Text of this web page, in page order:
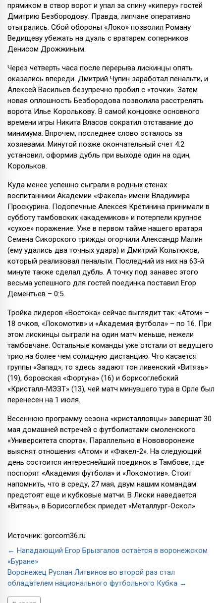
прямиком в створ ворот и упал за спину «киперу» гостей
Дмитрию Безбородову. Правда, липчане оперативно
отыгрались. Сбой обороны «Локо» позволил Роману
Ведищеву убежать на дуэль с вратарем соперников
Денисом Дрожжиным.
Через четверть часа после перерыва лискинцы опять
оказались впереди. Дмитрий Чупин заработал пенальти, и
Алексей Васильев безупречно пробил с «точки». Затем
новая оплошность Безбородова позволила расстрелять
ворота Илье Королькову. В самой концовке основного
времени игры Никита Власов сократил отставание до
минимума. Впрочем, последнее слово осталось за
хозяевами. Минутой позже окончательный счет 4:2
установил, оформив дубль при выходе один на один,
Корольков.
Куда менее успешно сыграли в родных стенах
воспитанники Академии «Факела» имени Владимира
Проскурина. Подопечные Алексея Кретинина принимали в
субботу тамбовских «академиков» и потерпели крупное
«сухое» поражение. Уже в первом тайме нашего вратаря
Семена Сикорского трижды огорчили Александр Малин
(ему удались два точных удара) и Дмитрий Кольтюков,
который реализовал пенальти. Последний из них на 63-й
минуте также сделал дубль. А точку под занавес этого
весьма успешного для гостей поединка поставил Егор
Дементьев – 0:5.
Тройка лидеров «Востока» сейчас выглядит так: «Атом» –
18 очков, «Локомотив» и «Академия футбола» – по 16. При
этом лискинцы сыграли на один матч меньше, нежели
тамбовчане. Остальные команды уже отстали от ведущего
трио на более чем солидную дистанцию. Что касается
группы «Запад», то здесь задают тон ливенский «Витязь»
(19), боровская «Фортуна» (16) и борисоглебский
«Кристалл-МЭЗТ» (13), чей матч минувшего тура в Орле был
перенесен на 1 июля.
Весеннюю программу сезона «кристалловцы» завершат 30
мая домашней встречей с футболистами смоленского
«Университета спорта». Параллельно в Нововоронеже
выяснят отношения «Атом» и «Факел-2». На следующий
день состоится интереснейший поединок в Тамбове, где
поспорят «Академия футбола» и «Локомотив». Стоит
напомнить, что в среду, 27 мая, двум нашим командам
предстоят еще и кубковые матчи. В Лиски наведается
«Витязь», в Борисоглебск приедет «Металлург-Оскол».
Источник: gorcom36.ru
← Нападающий Егор Брызгалов остаётся в воронежском
«Буране»
Воронежец Руслан Литвинов во второй раз стал
обладателем национального футбольного Кубка →